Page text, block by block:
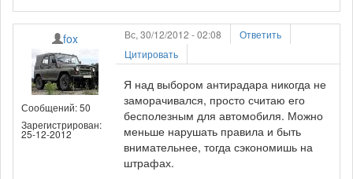
fox
Сообщений: 50
Зарегистрирован:
25-12-2012
Вс, 30/12/2012 - 02:08
Ответить
Цитировать
Я над выбором антирадара никогда не
заморачивался, просто считаю его
бесполезным для автомобиля. Можно
меньше нарушать правила и быть
внимательнее, тогда сэкономишь на
штрафах.